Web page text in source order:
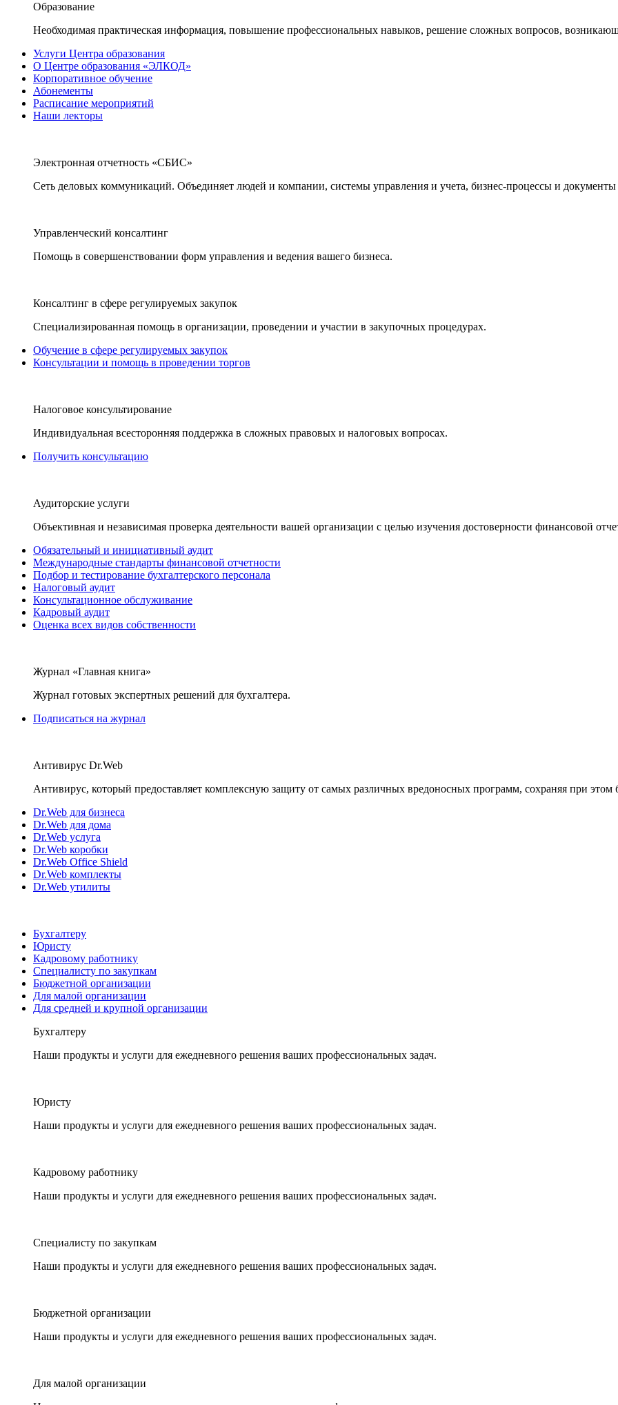
Образование
Необходимая практическая информация, повышение профессиональных навыков, решение сложных вопросов,
Услуги Центра образования
О Центре образования «ЭЛКОД»
Корпоративное обучение
Абонементы
Расписание мероприятий
Наши лекторы
Электронная отчетность «СБИС»
Сеть деловых коммуникаций. Объединяет людей и компании, системы управления и учета, бизнес-процессы и документы
Управленческий консалтинг
Помощь в совершенствовании форм управления и ведения вашего бизнеса.
Консалтинг в сфере регулируемых закупок
Специализированная помощь в организации, проведении и участии в закупочных процедурах.
Обучение в сфере регулируемых закупок
Консультации и помощь в проведении торгов
Налоговое консультирование
Индивидуальная всесторонняя поддержка в сложных правовых и налоговых вопросах.
Получить консультацию
Аудиторские услуги
Объективная и независимая проверка деятельности вашей организации с целью изучения достоверности финансовой
Обязательный и инициативный аудит
Международные стандарты финансовой отчетности
Подбор и тестирование бухгалтерского персонала
Налоговый аудит
Консультационное обслуживание
Кадровый аудит
Оценка всех видов собственности
Журнал «Главная книга»
Журнал готовых экспертных решений для бухгалтера.
Подписаться на журнал
Антивирус Dr.Web
Антивирус, который предоставляет комплексную защиту от самых различных вредоносных программ, сохраняя при этом
Dr.Web для бизнеса
Dr.Web для дома
Dr.Web услуга
Dr.Web коробки
Dr.Web Office Shield
Dr.Web комплекты
Dr.Web утилиты
Бухгалтеру
Юристу
Кадровому работнику
Специалисту по закупкам
Бюджетной организации
Для малой организации
Для средней и крупной организации
Бухгалтеру
Наши продукты и услуги для ежедневного решения ваших профессиональных задач.
Юристу
Наши продукты и услуги для ежедневного решения ваших профессиональных задач.
Кадровому работнику
Наши продукты и услуги для ежедневного решения ваших профессиональных задач.
Специалисту по закупкам
Наши продукты и услуги для ежедневного решения ваших профессиональных задач.
Бюджетной организации
Наши продукты и услуги для ежедневного решения ваших профессиональных задач.
Для малой организации